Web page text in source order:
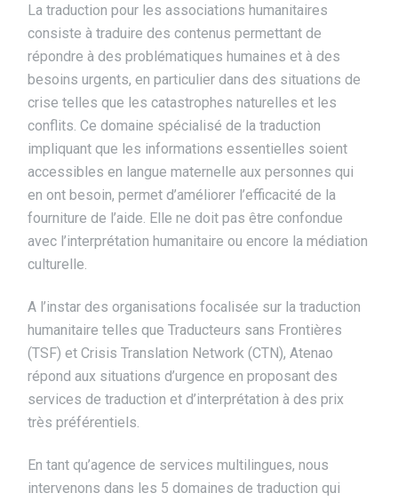
La traduction pour les associations humanitaires
consiste à traduire des contenus permettant de
répondre à des problématiques humaines et à des
besoins urgents, en particulier dans des situations de
crise telles que les catastrophes naturelles et les
conflits. Ce domaine spécialisé de la traduction
impliquant que les informations essentielles soient
accessibles en langue maternelle aux personnes qui
en ont besoin, permet d’améliorer l’efficacité de la
fourniture de l’aide. Elle ne doit pas être confondue
avec l’interprétation humanitaire ou encore la médiation
culturelle.
A l’instar des organisations focalisée sur la traduction
humanitaire telles que Traducteurs sans Frontières
(TSF) et Crisis Translation Network (CTN), Atenao
répond aux situations d’urgence en proposant des
services de traduction et d’interprétation à des prix
très préférentiels.
En tant qu’agence de services multilingues, nous
intervenons dans les 5 domaines de traduction qui